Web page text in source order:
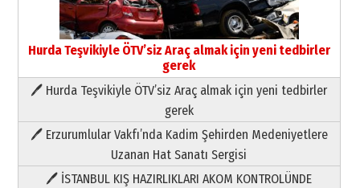
Hurda Teşvikiyle ÖTV’siz Araç almak için yeni tedbirler
gerek
🖊 Hurda Teşvikiyle ÖTV’siz Araç almak için yeni tedbirler
gerek
🖊 Erzurumlular Vakfı’nda Kadim Şehirden Medeniyetlere
Uzanan Hat Sanatı Sergisi
🖊 İSTANBUL KIŞ HAZIRLIKLARI AKOM KONTROLÜNDE
Paranın Aile Kültüründeki Yeri
Yıldırım Gündoğdu
HAVVA’NIN ÜÇ KIZI
09 Temmuz 2026 Perşembe